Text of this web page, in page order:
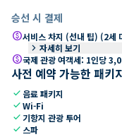
승선 시 결제
paid서비스 차지 (선내 팁) (2세
keyboard_arrow_right 자세히 보기
paid국제 관광 여객세: 1인당
사전 예약 가능한 패키
check 음료 패키지
checkWi-Fi
check 기항지 관광 투어
check 스파